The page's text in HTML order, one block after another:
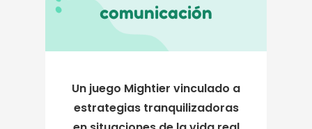
comunicación
Un juego Mightier vinculado a
estrategias tranquilizadoras